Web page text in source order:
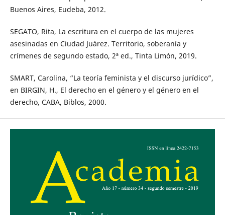
Buenos Aires, Eudeba, 2012.
SEGATO, Rita, La escritura en el cuerpo de las mujeres
asesinadas en Ciudad Juárez. Territorio, soberanía y
crímenes de segundo estado, 2ª ed., Tinta Limón, 2019.
SMART, Carolina, “La teoría feminista y el discurso jurídico”,
en BIRGIN, H., El derecho en el género y el género en el
derecho, CABA, Biblos, 2000.